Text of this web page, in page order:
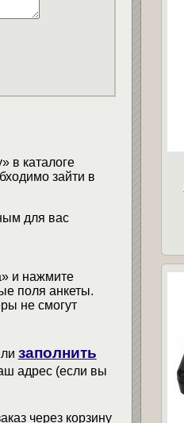
в каталоге
зайти в
для вас
и нажмите
поля анкеты.
не смогут
заполнить
адрес (если вы
через корзину